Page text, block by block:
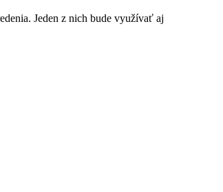
Jeden z nich bude využívať aj